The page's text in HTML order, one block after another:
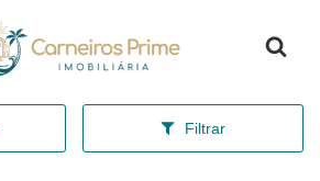
inicial
Filtrar